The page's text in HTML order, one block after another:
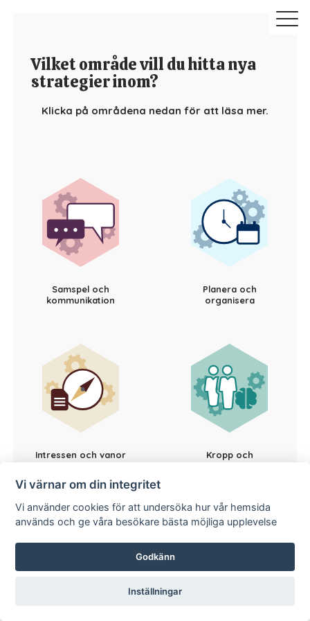
Vilket område vill du hitta nya
strategier inom?
Klicka på områdena nedan för att läsa mer.
Samspel och
kommunikation
Planera och
organisera
Intressen och vanor
Kropp och
Vi värnar om din integritet
Vi använder cookies för att undersöka hur vår hemsida
används och ge våra besökare bästa möjliga upplevelse
Godkänn
Inställningar